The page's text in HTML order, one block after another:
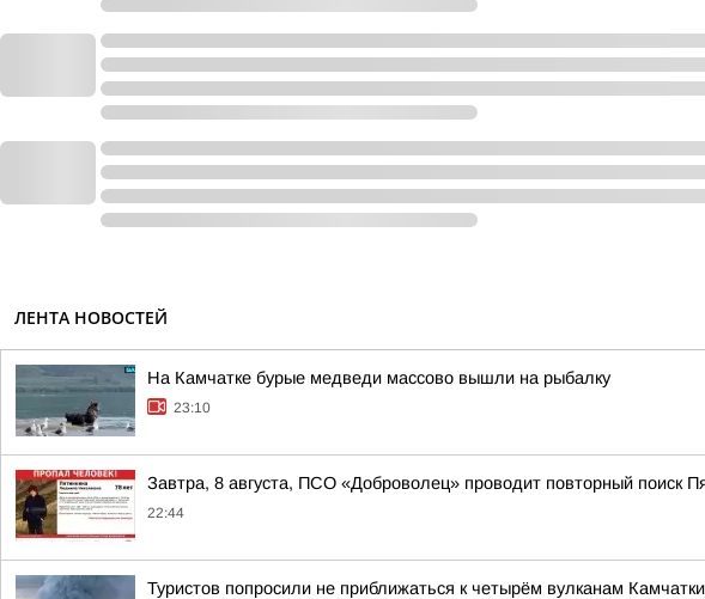
ЛЕНТА НОВОСТЕЙ
На Камчатке бурые медведи массово вышли на рыбалку
23:10
Завтра, 8 августа, ПСО «Доброволец» проводит повторный поиск
22:44
Туристов попросили не приближаться к четырём вулканам Камчатки